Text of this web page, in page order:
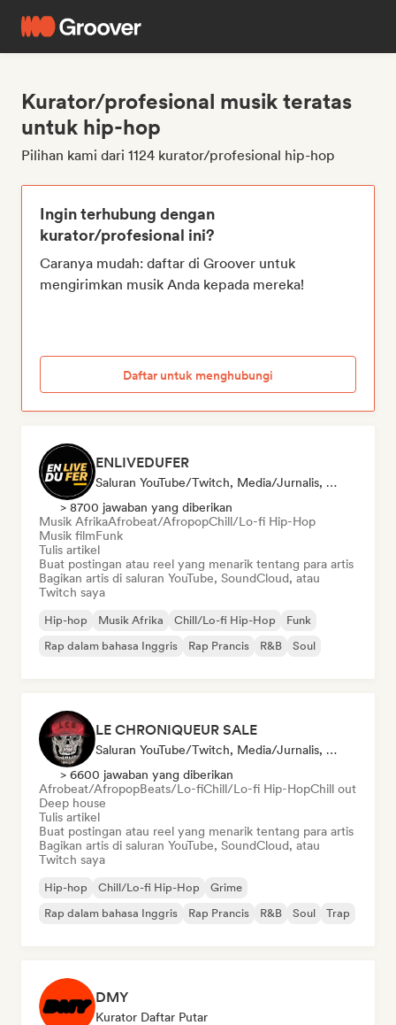
Kurator/profesional musik teratas
untuk hip-hop
Pilihan kami dari 1124 kurator/profesional hip-hop
Ingin terhubung dengan
kurator/profesional ini?
Caranya mudah: daftar di Groover untuk
mengirimkan musik Anda kepada mereka!
Daftar untuk menghubungi
ENLIVEDUFER
Saluran YouTube/Twitch, Media/Jurnalis, Kurator Media Sosial
> 8700 jawaban yang diberikan
Musik AfrikaAfrobeat/AfropopChill/Lo-fi Hip-Hop
Musik filmFunk
Tulis artikel
Buat postingan atau reel yang menarik tentang para artis
Bagikan artis di saluran YouTube, SoundCloud, atau
Twitch saya
Hip-hop Musik Afrika Chill/Lo-fi Hip-Hop
Funk
Rap dalam bahasa Inggris
Rap Prancis R&B Soul
LE CHRONIQUEUR SALE
Saluran YouTube/Twitch, Media/Jurnalis, Kurator Media Sosial
> 6600 jawaban yang diberikan
Afrobeat/AfropopBeats/Lo-fiChill/Lo-fi Hip-HopChill out
Deep house
Tulis artikel
Buat postingan atau reel yang menarik tentang para artis
Bagikan artis di saluran YouTube, SoundCloud, atau
Twitch saya
Hip-hop Chill/Lo-fi Hip-Hop
Grime
Rap dalam bahasa Inggris
Rap Prancis R&B Soul Trap
DMY
Kurator Daftar Putar